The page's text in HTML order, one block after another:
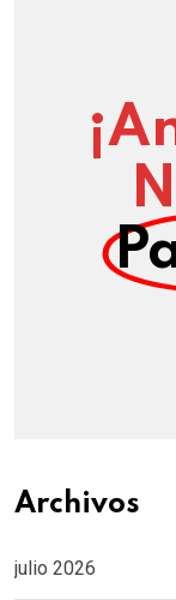
Archivos
julio 2026